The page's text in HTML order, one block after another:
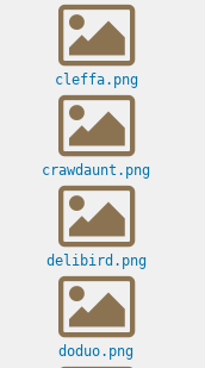
cleffa.png
crawdaunt.png
delibird.png
doduo.png